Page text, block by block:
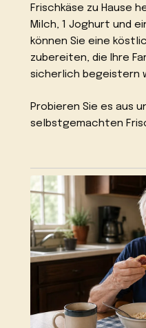
Frischkäse zu Hause
Milch, 1 Joghurt und
können Sie eine
zubereiten, die Ihre
sicherlich begeistern
Probieren Sie es aus
selbstgemachten